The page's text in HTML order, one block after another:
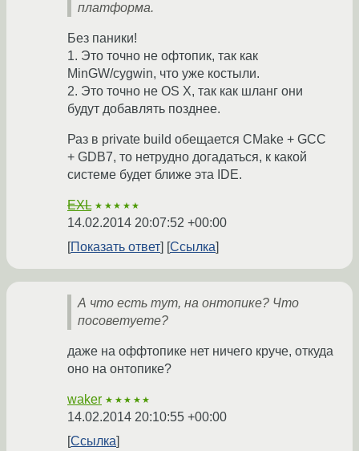
платформа.
Без паники!
1. Это точно не офтопик, так как
MinGW/cygwin, что уже костыли.
2. Это точно не OS X, так как шланг они
будут добавлять позднее.
Раз в private build обещается CMake + GCC
+ GDB7, то нетрудно догадаться, к какой
системе будет ближе эта IDE.
EXL ★★★★★
14.02.2014 20:07:52 +00:00
Показать ответ
Ссылка
А что есть тут, на онтопике? Что
посоветуете?
даже на оффтопике нет ничего круче, откуда
оно на онтопике?
waker ★★★★★
14.02.2014 20:10:55 +00:00
Ссылка